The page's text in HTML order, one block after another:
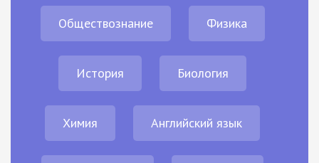
Обществознание Физика
История Биология
Химия Английский язык